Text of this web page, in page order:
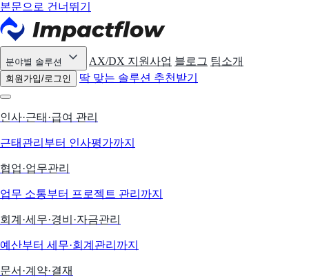
본문으로 건너뛰기
분야별 솔루션 AX/DX 지원사업 블로그 팀소개
회원가입/로그인 딱 맞는 솔루션 추천받기
인사·근태·급여 관리
근태관리부터 인사평가까지
협업·업무관리
업무 소통부터 프로젝트 관리까지
회계·세무·경비·자금관리
예산부터 세무·회계관리까지
문서·계약·결재